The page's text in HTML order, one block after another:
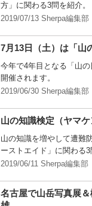
方」に関わる3問を紹介
2019/07/13 Sherpa編集部
7月13日（土）は「山
今年で4年目となる「山
開催されます。
2019/06/30 Sherpa編集部
山の知識検定（ヤマ
山の知識を増やして遭難
ーストエイド」に関わる
2019/06/11 Sherpa編集部
名古屋で山岳写真展